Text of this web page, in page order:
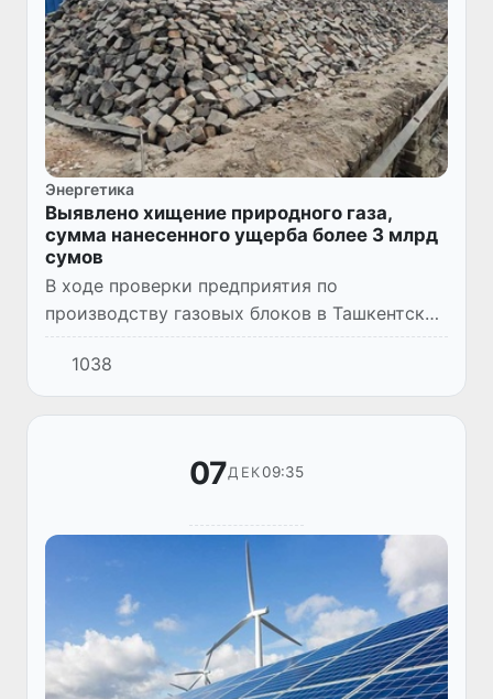
Энергетика
Выявлено хищение природного газа,
сумма нанесенного ущерба более 3 млрд
сумов
В ходе проверки предприятия по
производству газовых блоков в Ташкентской
области, выявлено, что здесь также
производят известковую продукции,
незаконно используя природный газ.
1038
07ДЕК09:35